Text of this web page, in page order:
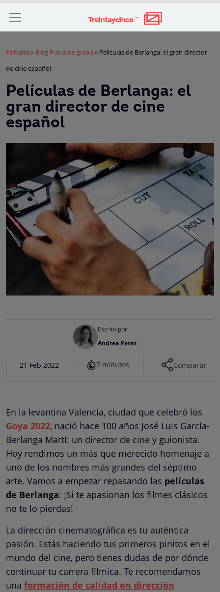
Portada » Blog Fuera de guion » Películas de Berlanga: el gran director
de cine español
Películas de Berlanga: el
gran director de cine
español
Escrito por
Andrea Perez
21 Feb 2022 7 minutos Compartir
En la levantina Valencia, ciudad que celebró los
Goya 2022, nació hace 100 años José Luis García-
Berlanga Martí: un director de cine y guionista.
Hoy rendimos un más que merecido homenaje a
uno de los nombres más grandes del séptimo
arte. Vamos a empezar repasando las películas
de Berlanga: ¡Si te apasionan los filmes clásicos
no te lo pierdas!
La dirección cinematográfica es tu auténtica
pasión. Estás haciendo tus primeros pinitos en el
mundo del cine, pero tienes dudas de por dónde
continuar tu carrera fílmica. Te recomendamos
una formación de calidad en dirección